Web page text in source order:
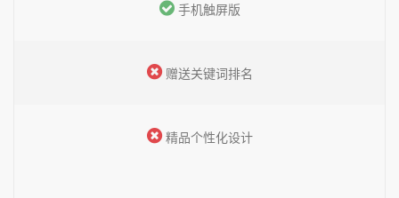
手机触屏版
赠送关键词排名
精品个性化设计